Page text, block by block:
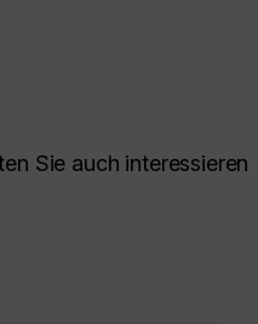
Sie auch interessieren